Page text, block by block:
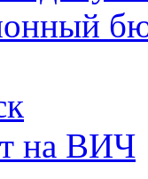
на ВИЧ